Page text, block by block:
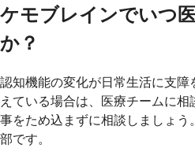
ケモブレインでいつ
か？
認知機能の変化が日常生活に支
えている場合は、医療チームに
事をため込まずに相談しましょ
部です。